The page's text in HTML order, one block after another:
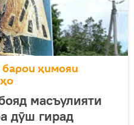
ҳимояи
масъулияти
дӯш гирад